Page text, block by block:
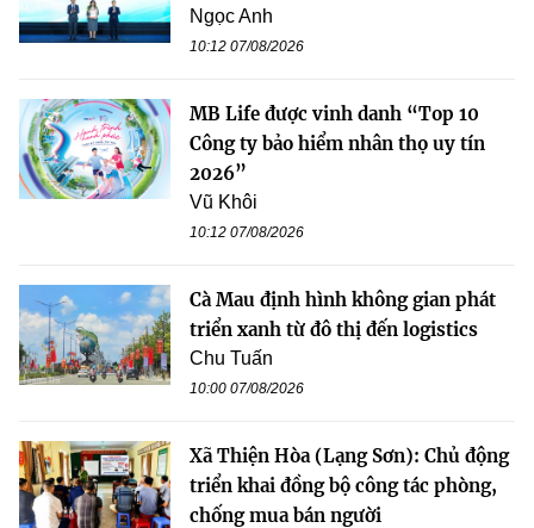
Ngọc Anh
10:12 07/08/2026
MB Life được vinh danh “Top 10
Công ty bảo hiểm nhân thọ uy tín
2026”
Vũ Khôi
10:12 07/08/2026
Cà Mau định hình không gian phát
triển xanh từ đô thị đến logistics
Chu Tuấn
10:00 07/08/2026
Xã Thiện Hòa (Lạng Sơn): Chủ động
triển khai đồng bộ công tác phòng,
chống mua bán người